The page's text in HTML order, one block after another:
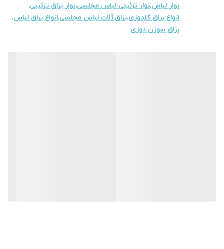
نوار لباس،نوار تزئینی لباس مجلسی،نوار یراق تزئینی،
انواع یراق گلدوزی،یراق آلات لباس مجلسی،انواع یراق لباس،
یراق سوزن دوزی